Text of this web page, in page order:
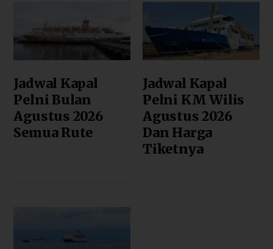
Jadwal Kapal
Pelni Bulan
Agustus 2026
Semua Rute
Jadwal Kapal
Pelni KM Wilis
Agustus 2026
Dan Harga
Tiketnya